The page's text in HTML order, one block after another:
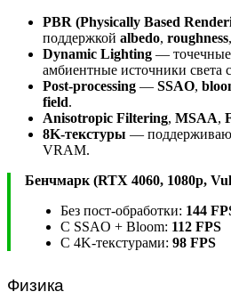
PBR (Physically Based
поддержкой albedo, roughness,
Dynamic Lighting —
амбиентные источники света с
Post-processing — SSAO,
field.
Anisotropic Filtering, MSAA,
8K-текстуры —
VRAM.
Бенчмарк (RTX 4060, 1080p,
Без пост-обработки: 144
С SSAO + Bloom: 112 FPS
С 4K-текстурами: 98 FPS
Физика